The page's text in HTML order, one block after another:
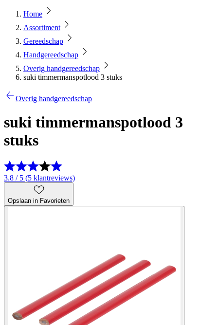
Home
Assortiment
Gereedschap
Handgereedschap
Overig handgereedschap
suki timmermanspotlood 3 stuks
Overig handgereedschap
suki timmermanspotlood 3
stuks
3.8 / 5 (5 klantreviews)
Opslaan in Favorieten